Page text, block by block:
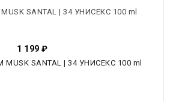
MUSK SANTAL | 34 УНИСЕКС 100 ml
1 199 ₽